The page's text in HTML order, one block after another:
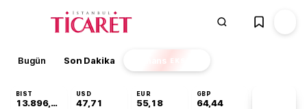
Bugün Son Dakika Finans EKSTRA
BIST
13.896,36
USD
47,71
EUR
55,18
GBP
64,44